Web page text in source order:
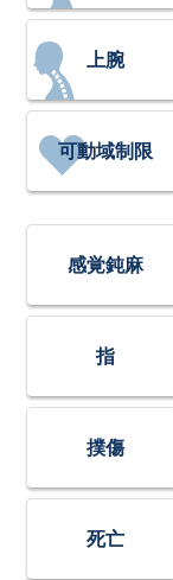
上腕
可動域制限
感覚鈍麻
指
撲傷
死亡